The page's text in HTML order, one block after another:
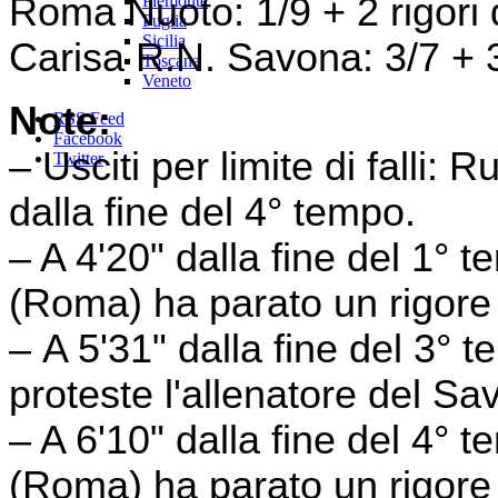
Puglia
Sicilia
Toscana
Veneto
RSS Feed
Facebook
Twitter
Roma Nuoto: 1/9 + 2 rigori
Carisa R.N. Savona: 3/7 +
Note:
– Usciti per limite di falli:
dalla fine del 4° tempo.
– A 4'20" dalla fine del 1°
(Roma) ha parato un
– A 5'31" dalla fine del 3°
proteste l'allenatore del
– A 6'10" dalla fine del 4°
(Roma) ha parato un